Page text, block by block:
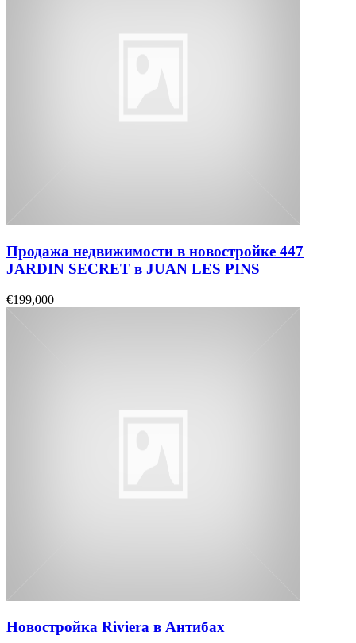
Продажа недвижимости в новостройке 447
JARDIN SECRET в JUAN LES PINS
€199,000
Новостройка Riviera в Антибах